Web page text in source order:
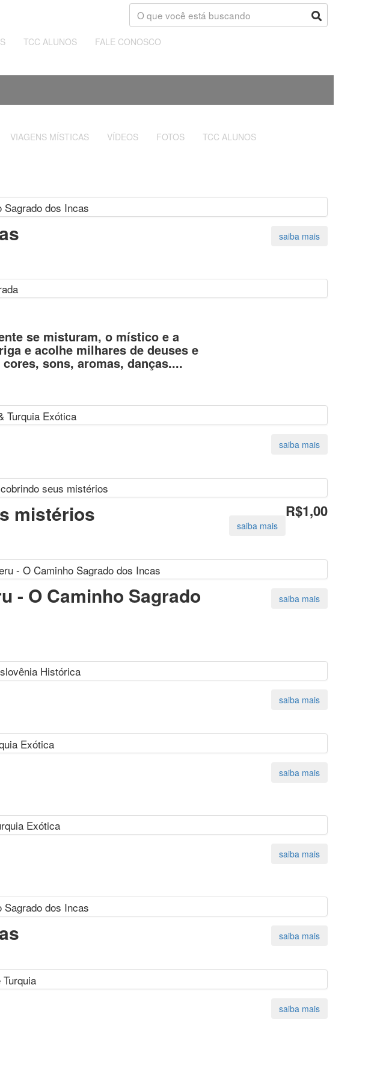
TCC ALUNOS FALE CONOSCO
VIAGENS MÍSTICAS VÍDEOS FOTOS TCC ALUNOS
se misturam, o místico e a
e acolhe milhares de deuses e
sons, aromas, danças....
mistérios R$1,00
- O Caminho Sagrado